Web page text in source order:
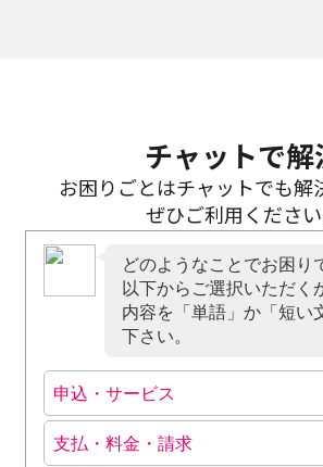
チャットで解
お困りごとはチャットでも解
ぜひご利用ください